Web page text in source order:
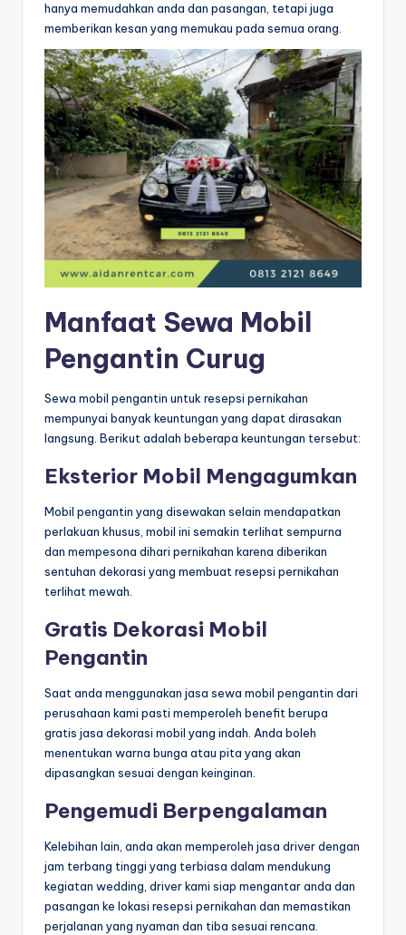
hanya memudahkan anda dan pasangan, tetapi juga
memberikan kesan yang memukau pada semua orang.
Manfaat Sewa Mobil
Pengantin Curug
Sewa mobil pengantin untuk resepsi pernikahan
mempunyai banyak keuntungan yang dapat dirasakan
langsung. Berikut adalah beberapa keuntungan tersebut:
Eksterior Mobil Mengagumkan
Mobil pengantin yang disewakan selain mendapatkan
perlakuan khusus, mobil ini semakin terlihat sempurna
dan mempesona dihari pernikahan karena diberikan
sentuhan dekorasi yang membuat resepsi pernikahan
terlihat mewah.
Gratis Dekorasi Mobil
Pengantin
Saat anda menggunakan jasa sewa mobil pengantin dari
perusahaan kami pasti memperoleh benefit berupa
gratis jasa dekorasi mobil yang indah. Anda boleh
menentukan warna bunga atau pita yang akan
dipasangkan sesuai dengan keinginan.
Pengemudi Berpengalaman
Kelebihan lain, anda akan memperoleh jasa driver dengan
jam terbang tinggi yang terbiasa dalam mendukung
kegiatan wedding, driver kami siap mengantar anda dan
pasangan ke lokasi resepsi pernikahan dan memastikan
perjalanan yang nyaman dan tiba sesuai rencana.